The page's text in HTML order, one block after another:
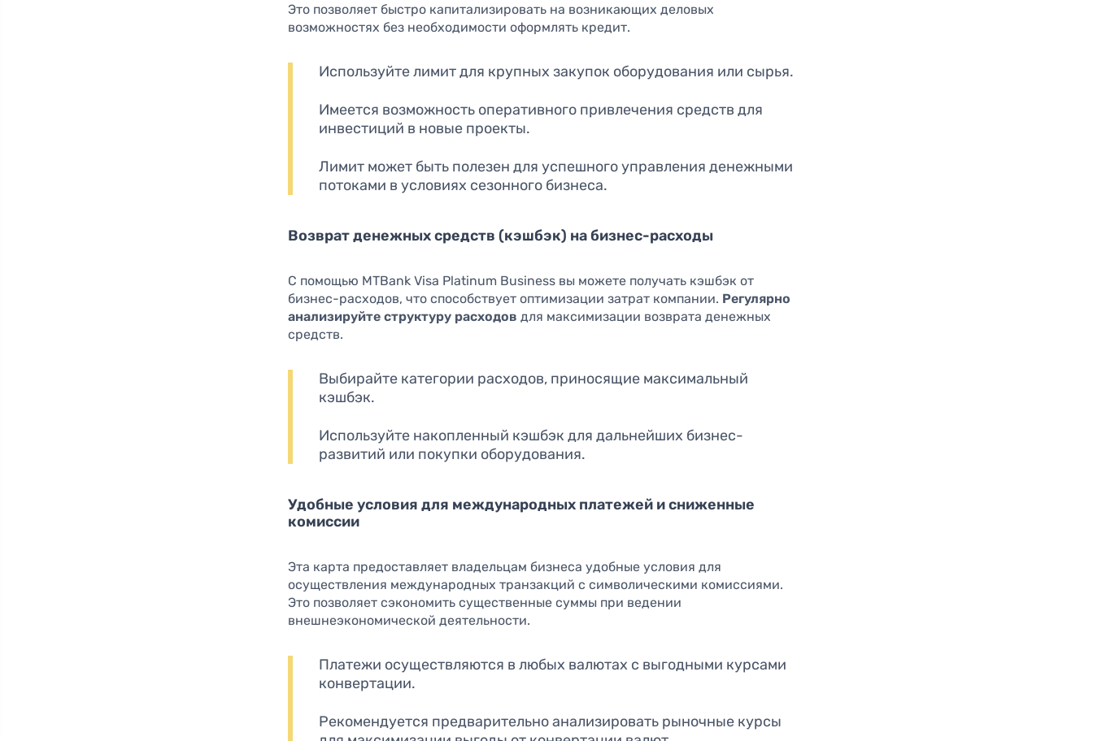
Это позволяет быстро капитализировать на возникающих деловых
возможностях без необходимости оформлять кредит.
Используйте лимит для крупных закупок оборудования или сырья.
Имеется возможность оперативного привлечения средств для
инвестиций в новые проекты.
Лимит может быть полезен для успешного управления денежными
потоками в условиях сезонного бизнеса.
Возврат денежных средств (кэшбэк) на бизнес-расходы
С помощью MTBank Visa Platinum Business вы можете получать кэшбэк от
бизнес-расходов, что способствует оптимизации затрат компании. Регулярно
анализируйте структуру расходов для максимизации возврата денежных
средств.
Выбирайте категории расходов, приносящие максимальный
кэшбэк.
Используйте накопленный кэшбэк для дальнейших бизнес-
развитий или покупки оборудования.
Удобные условия для международных платежей и сниженные
комиссии
Эта карта предоставляет владельцам бизнеса удобные условия для
осуществления международных транзакций с символическими комиссиями.
Это позволяет сэкономить существенные суммы при ведении
внешнеэкономической деятельности.
Платежи осуществляются в любых валютах с выгодными курсами
конвертации.
Рекомендуется предварительно анализировать рыночные курсы